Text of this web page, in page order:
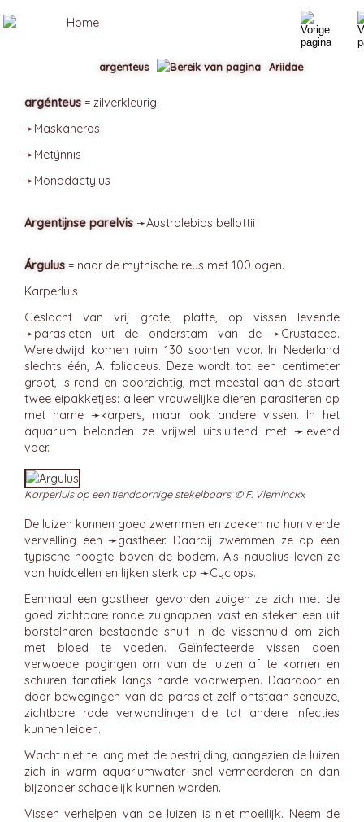
argénteus = zilverkleurig.
➛Maskáheros
➛Metýnnis
➛Monodáctylus
Argentijnse parelvis ➛Austrolebias bellottii
Árgulus = naar de mythische reus met 100 ogen.
Karperluis
Geslacht van vrij grote, platte, op vissen levende
➛parasieten uit de onderstam van de ➛Crustacea.
Wereldwijd komen ruim 130 soorten voor. In Nederland
slechts één, A. foliaceus. Deze wordt tot een centimeter
groot, is rond en doorzichtig, met meestal aan de staart
twee eipakketjes: alleen vrouwelijke dieren parasiteren op
met name ➛karpers, maar ook andere vissen. In het
aquarium belanden ze vrijwel uitsluitend met ➛levend
voer.
Karperluis op een tiendoornige stekelbaars. © F. Vleminckx
De luizen kunnen goed zwemmen en zoeken na hun vierde
vervelling een ➛gastheer. Daarbij zwemmen ze op een
typische hoogte boven de bodem. Als nauplius leven ze
van huidcellen en lijken sterk op ➛Cyclops.
Eenmaal een gastheer gevonden zuigen ze zich met de
goed zichtbare ronde zuignappen vast en steken een uit
borstelharen bestaande snuit in de vissenhuid om zich
met bloed te voeden. Geïnfecteerde vissen doen
verwoede pogingen om van de luizen af te komen en
schuren fanatiek langs harde voorwerpen. Daardoor en
door bewegingen van de parasiet zelf ontstaan serieuze,
zichtbare rode verwondingen die tot andere infecties
kunnen leiden.
Wacht niet te lang met de bestrijding, aangezien de luizen
zich in warm aquariumwater snel vermeerderen en dan
bijzonder schadelijk kunnen worden.
Vissen verhelpen van de luizen is niet moeilijk. Neem de
argenteus Ariidae